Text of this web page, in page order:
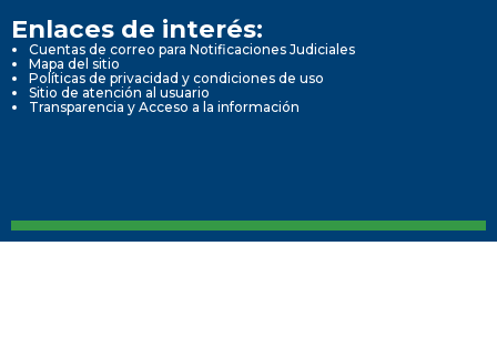
Enlaces de interés:
Cuentas de correo para Notificaciones Judiciales
Mapa del sitio
Políticas de privacidad y condiciones de uso
Sitio de atención al usuario
Transparencia y Acceso a la información